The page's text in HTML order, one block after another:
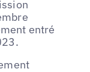
entré